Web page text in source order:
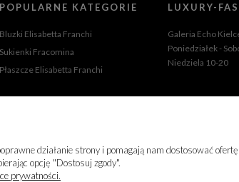
POPULARNE KATEGORIE
Bluzki Elisabetta Franchi
Sukienki Fracomina
Płaszcze Elisabetta Franchi
LUXURY-
Galeria Echo
Poniedziałek -
Niedziela 10-20
działanie strony i pomagają nam dostosować
opcję "Dostosuj zgody".
prywatności.